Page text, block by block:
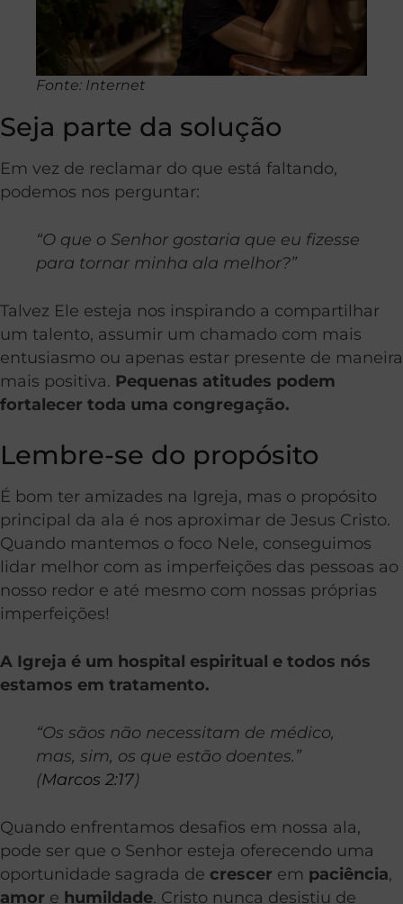
Fonte: Internet
Seja parte da solução
Em vez de reclamar do que está faltando,
podemos nos perguntar:
“O que o Senhor gostaria que eu fizesse
para tornar minha ala melhor?”
Talvez Ele esteja nos inspirando a compartilhar
um talento, assumir um chamado com mais
entusiasmo ou apenas estar presente de maneira
mais positiva. Pequenas atitudes podem
fortalecer toda uma congregação.
Lembre-se do propósito
É bom ter amizades na Igreja, mas o propósito
principal da ala é nos aproximar de Jesus Cristo.
Quando mantemos o foco Nele, conseguimos
lidar melhor com as imperfeições das pessoas ao
nosso redor e até mesmo com nossas próprias
imperfeições!
A Igreja é um hospital espiritual e todos nós
estamos em tratamento.
“Os sãos não necessitam de médico,
mas, sim, os que estão doentes.”
(Marcos 2:17)
Quando enfrentamos desafios em nossa ala,
pode ser que o Senhor esteja oferecendo uma
oportunidade sagrada de crescer em paciência,
amor e humildade. Cristo nunca desistiu de